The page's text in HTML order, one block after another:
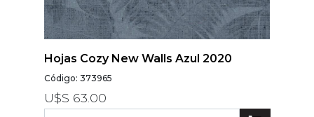
Hojas Cozy New Walls Azul 2020
Código: 373965
U$S 63.00